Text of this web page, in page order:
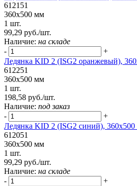
612151
360x500 мм
1 шт.
99,29 руб./шт.
Наличие: на складе
-
+
Ледянка KID 2 (ISG2 оранжевый),
612251
360x500 мм
1 шт.
198,58 руб./шт.
Наличие: под заказ
-
+
Ледянка KID 2 (ISG2 синий),
612051
360x500 мм
1 шт.
99,29 руб./шт.
Наличие: на складе
-
+